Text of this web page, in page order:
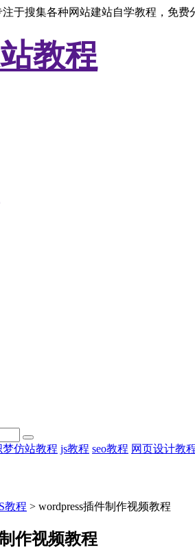
于搜集各种网站建站自学教程，免
梦仿站教程 js教程 seo教程 网页设计教
教程 > wordpress插件制作视频教程
作视频教程